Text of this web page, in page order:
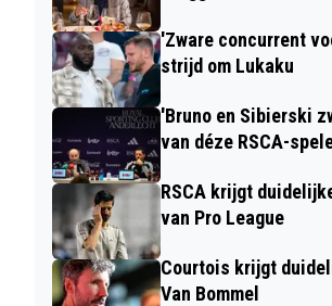
'Zware concurrent
strijd om Lukaku
'Bruno en Sibierski
van déze RSCA-
RSCA krijgt
van Pro League
Courtois krijgt
Van Bommel